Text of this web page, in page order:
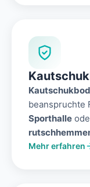
beanspruchte
Sporthalle
Mehr erfahren